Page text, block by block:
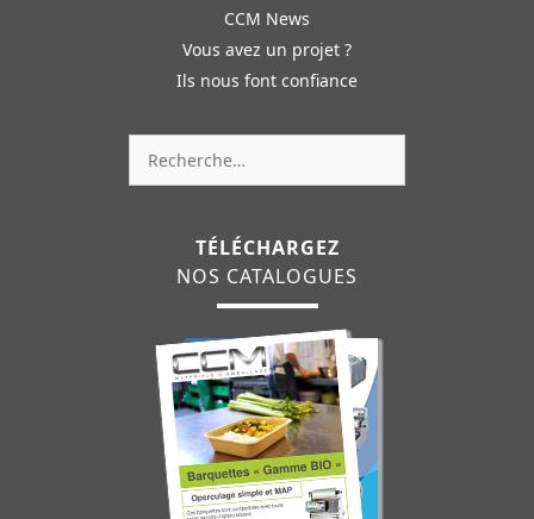
CCM News
Vous avez un projet ?
Ils nous font confiance
TÉLÉCHARGEZ
NOS CATALOGUES